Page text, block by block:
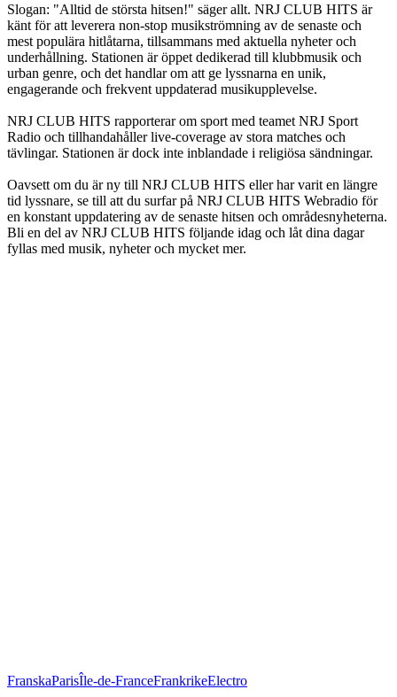
Slogan: "Alltid de största hitsen!" säger allt. NRJ CLUB HITS är
känt för att leverera non-stop musikströmning av de senaste och
mest populära hitlåtarna, tillsammans med aktuella nyheter och
underhållning. Stationen är öppet dedikerad till klubbmusik och
urban genre, och det handlar om att ge lyssnarna en unik,
engagerande och frekvent uppdaterad musikupplevelse.
NRJ CLUB HITS rapporterar om sport med teamet NRJ Sport
Radio och tillhandahåller live-coverage av stora matches och
tävlingar. Stationen är dock inte inblandade i religiösa sändningar.
Oavsett om du är ny till NRJ CLUB HITS eller har varit en längre
tid lyssnare, se till att du surfar på NRJ CLUB HITS Webradio för
en konstant uppdatering av de senaste hitsen och områdesnyheterna.
Bli en del av NRJ CLUB HITS följande idag och låt dina dagar
fyllas med musik, nyheter och mycket mer.
FranskaParisÎle-de-FranceFrankrikeElectro